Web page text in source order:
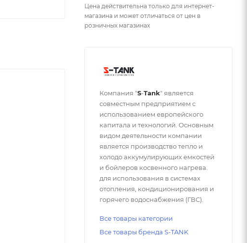
Цена действительна только для интернет-
магазина и может отличаться от цен в
розничных магазинах
Компания "S-Tank" является
совместным предприятием с
использованием европейского
капитала и технологий. Основным
видом деятельности компании
является производство тепло и
холодо аккумулирующих емкостей
и бойлеров косвенного нагрева.
для использования в системах
отопления, кондиционирования и
горячего водоснабжения (ГВС).
Все товары категории
Все товары бренда S-TANK